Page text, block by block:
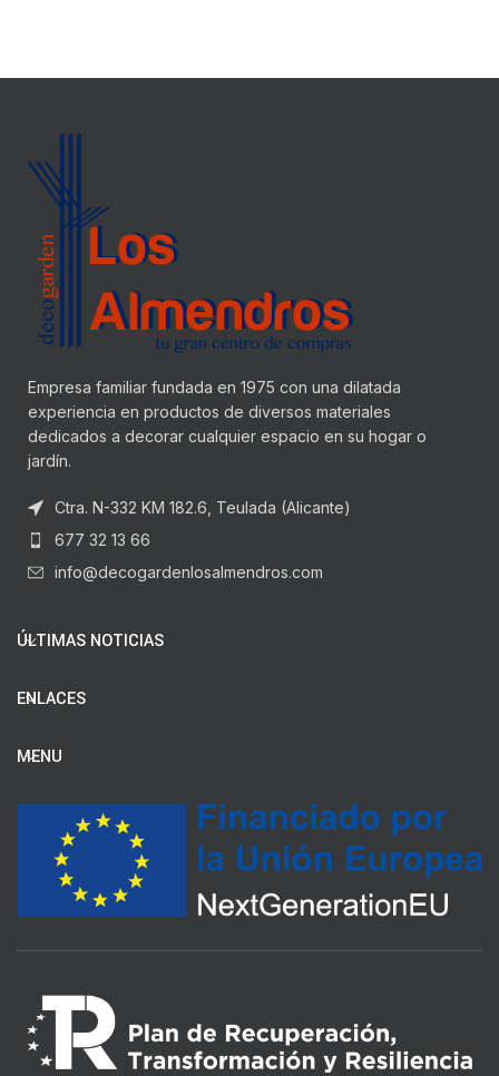
Empresa familiar fundada en 1975 con una dilatada
experiencia en productos de diversos materiales
dedicados a decorar cualquier espacio en su hogar o
jardín.
Ctra. N-332 KM 182.6, Teulada (Alicante)
677 32 13 66
info@decogardenlosalmendros.com
ÚLTIMAS NOTICIAS
ENLACES
MENU